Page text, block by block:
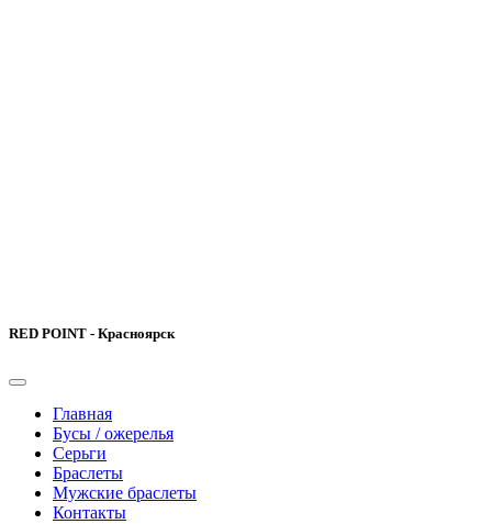
RED POINT - Красноярск
Главная
Бусы / ожерелья
Серьги
Браслеты
Мужские браслеты
Контакты